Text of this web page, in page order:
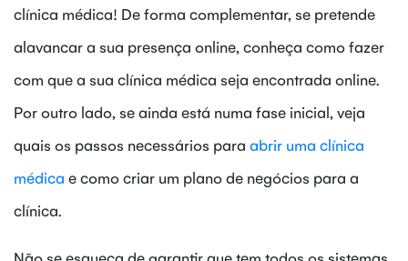
clínica médica! De forma complementar, se pretende
alavancar a sua presença online, conheça como fazer
com que a sua clínica médica seja encontrada online.
Por outro lado, se ainda está numa fase inicial, veja
quais os passos necessários para abrir uma clínica
médica e como criar um plano de negócios para a
clínica.
Não se esqueça de garantir que tem todos os sistemas